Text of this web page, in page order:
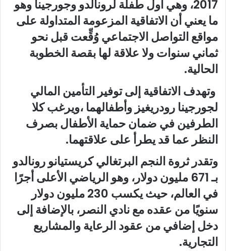
2017، وهي أول طفلة لرونالدو وجورجينا وهو
ما يعني أن الاتفاقية المزعومة المتداولة على
مواقع التواصل الاجتماعي وُقِّعت قبل نحو
ثماني سنوات ولا علاقة لها بقصة الخطوبة
الحالية.
وتهدف الاتفاقية إلى توفير التأمين المالي
لجورجينا رودريغيز وأطفالهما ،ويرغب كلا
الطرفين في ضمان حماية الأطفال بصرف
النظر عما قد يطرأ على علاقتهما.
وتقدر ثروة النجم البرتغالي كريستيانو رونالدو
بـ 671 مليون دولار، وهو الرياضي الأعلى أجرًا
في العالم، حيث يكسب 230 مليون دولار
سنويًا من عقده مع نادي النصر، بالإضافة إلى
دخل إضافي من عقود الرعاية والمشاريع
التجارية.